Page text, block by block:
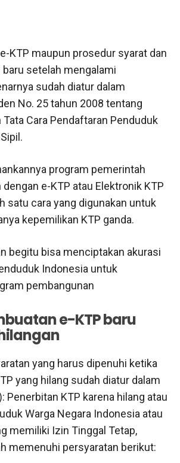
KTP maupun prosedur syarat dan
setelah mengalami
sudah diatur dalam
No. 25 tahun 2008 tentang
Tata Cara Pendaftaran Penduduk
program pemerintah
e-KTP atau Elektronik KTP
satu cara yang digunakan untuk
kepemilikan KTP ganda.
begitu bisa menciptakan akurasi
Indonesia untuk
pembangunan
e-KTP baru
yang harus dipenuhi ketika
yang hilang sudah diatur dalam
Penerbitan KTP karena hilang atau
Warga Negara Indonesia atau
memiliki Izin Tinggal Tetap,
memenuhi persyaratan berikut: